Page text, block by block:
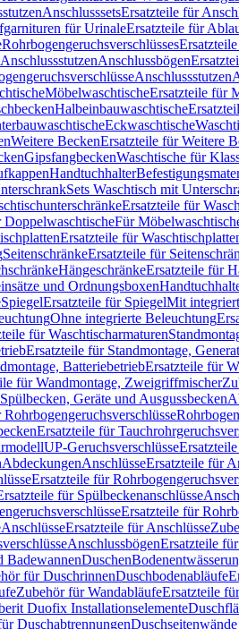
AnschlusssetsErsatzteile für
für UrinaleErsatzteile für
Rohrbogengeruchsverschlüsses
Anschlussbögen
Anschlussstutzen
MöbelwaschtischeErsatzteile für
Halbeinbauwaschtische
Eckwaschtische
Weitere BeckenErsatzteile für Weitere
GipsfangbeckenWaschtische für
Handtuchhalter
Sets Waschtisch mit
Ersatzteile für
Für
Ersatzteile für
SeitenschränkeErsatzteile für
HängeschränkeErsatzteile für
und Ordnungsboxen
SpiegelErsatzteile für SpiegelMit
Ohne integrierte Beleuchtung
für Waschtischarmaturen
Ersatzteile für Standmontage,
BatteriebetriebErsatzteile für
für Wandmontage, Zweigriffmischer
Geräte und Ausgussbecken
Ersatzteile für
UP-Geruchsverschlüsse
AbdeckungenAnschlüsseErsatzteile für
Ersatzteile für
für Spülbeckenanschlüsse
Ersatzteile für
AnschlüsseErsatzteile für Anschlüsse
AnschlussbögenErsatzteile
BadewannenDuschen
für DuschrinnenDuschbodenabläufe
Zubehör für WandabläufeErsatzteile
Duofix Installationselemente
Duschabtrennungen